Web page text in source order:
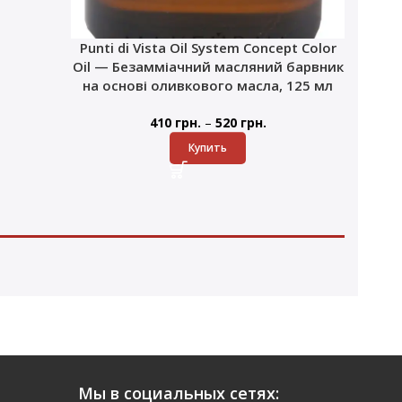
Punti di Vista Oil System Concept Color
Oil — Безамміачний масляний барвник
на основі оливкового масла, 125 мл
410 грн. – 520 грн.
Купить